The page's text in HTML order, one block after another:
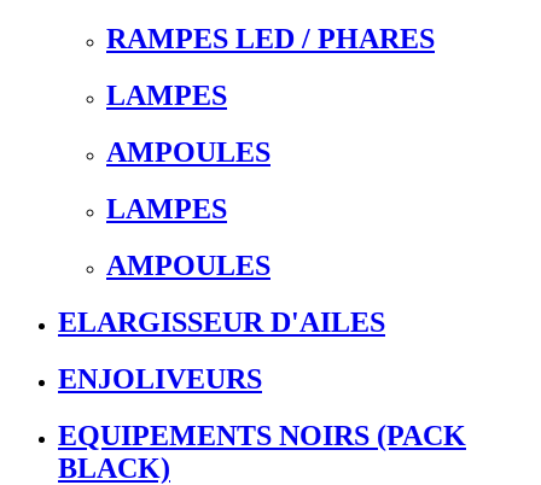
RAMPES LED / PHARES
LAMPES
AMPOULES
LAMPES
AMPOULES
ELARGISSEUR D'AILES
ENJOLIVEURS
EQUIPEMENTS NOIRS (PACK
BLACK)